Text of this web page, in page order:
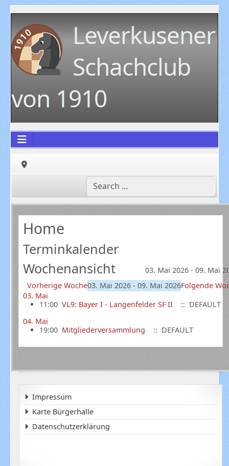
Leverkusener
Schachclub
von 1910
Home
Terminkalender
Wochenansicht
03. Mai 2026 - 09. Mai
Vorherige Woche03. Mai 2026 - 09. Mai 2026Folgende
03. Mai
11:00VL9: Bayer I - Langenfelder SF II
:: DEFAULT
04. Mai
19:00 Mitgliederversammlung :: DEFAULT
Impressum
Karte Bürgerhalle
Datenschutzerklärung